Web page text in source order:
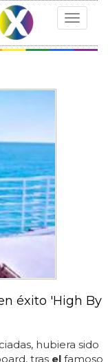
Toggle
éxito 'High By
hubiera sido
tras el famoso